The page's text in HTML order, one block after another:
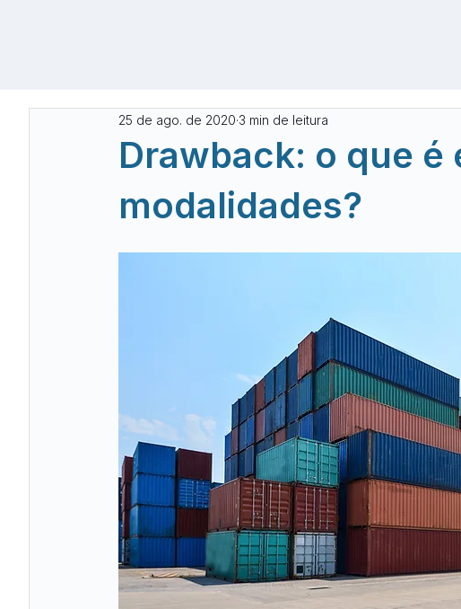
Drawback: o que é
modalidades?
25 de ago. de 2020 3 min de leitura